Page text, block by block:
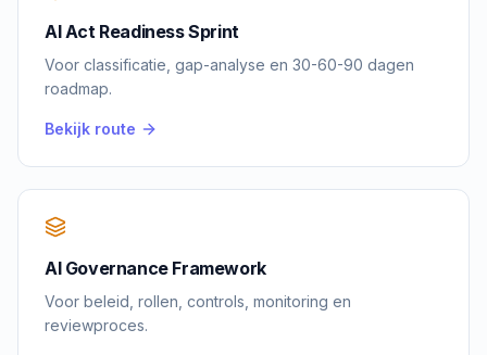
AI Act Readiness Sprint
Voor classificatie, gap-analyse en 30-60-90 dagen
roadmap.
Bekijk route
AI Governance Framework
Voor beleid, rollen, controls, monitoring en
reviewproces.